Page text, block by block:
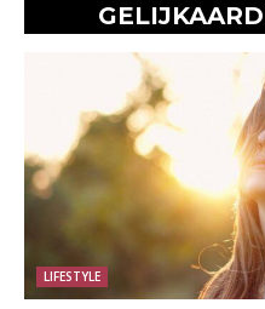
LIFESTYLE